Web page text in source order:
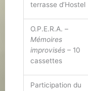
terrasse d’Hostel
O.P.E.R.A. –
Mémoires
improvisés – 10
cassettes
Participation du